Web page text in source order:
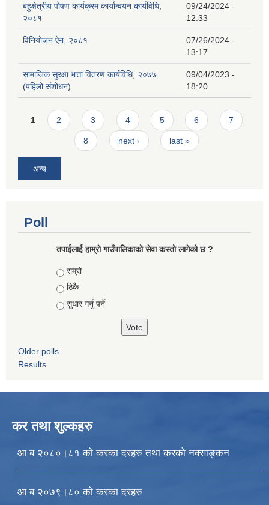
बहुक्षेत्रीय पोषण कार्यक्रम कार्यान्वयन कार्यविधि,
२०८१
09/24/2024 -
12:33
विनियोजन ऐन, २०८१
07/26/2024 -
13:17
सामाजिक सुरक्षा भत्ता वितरण कार्यविधि, २०७७
(पहिलो संशोधन)
09/04/2023 -
18:20
Pages
1 2 3 4 5 6 7
8 next › last »
अन्य
Poll
तपाईलाई हाम्राे गाउँपालिकाको सेवा कस्तो लागेको छ ?
Choices
राम्रो
ठिकै
सुधार गर्नु पर्ने
Older polls
Results
कर तथा शुल्कहरु
आ ब २०८०।८१ को करका दरहरु तथा करको नक्साङ्कन
आ ब २०७९।८० को करका दरहरु